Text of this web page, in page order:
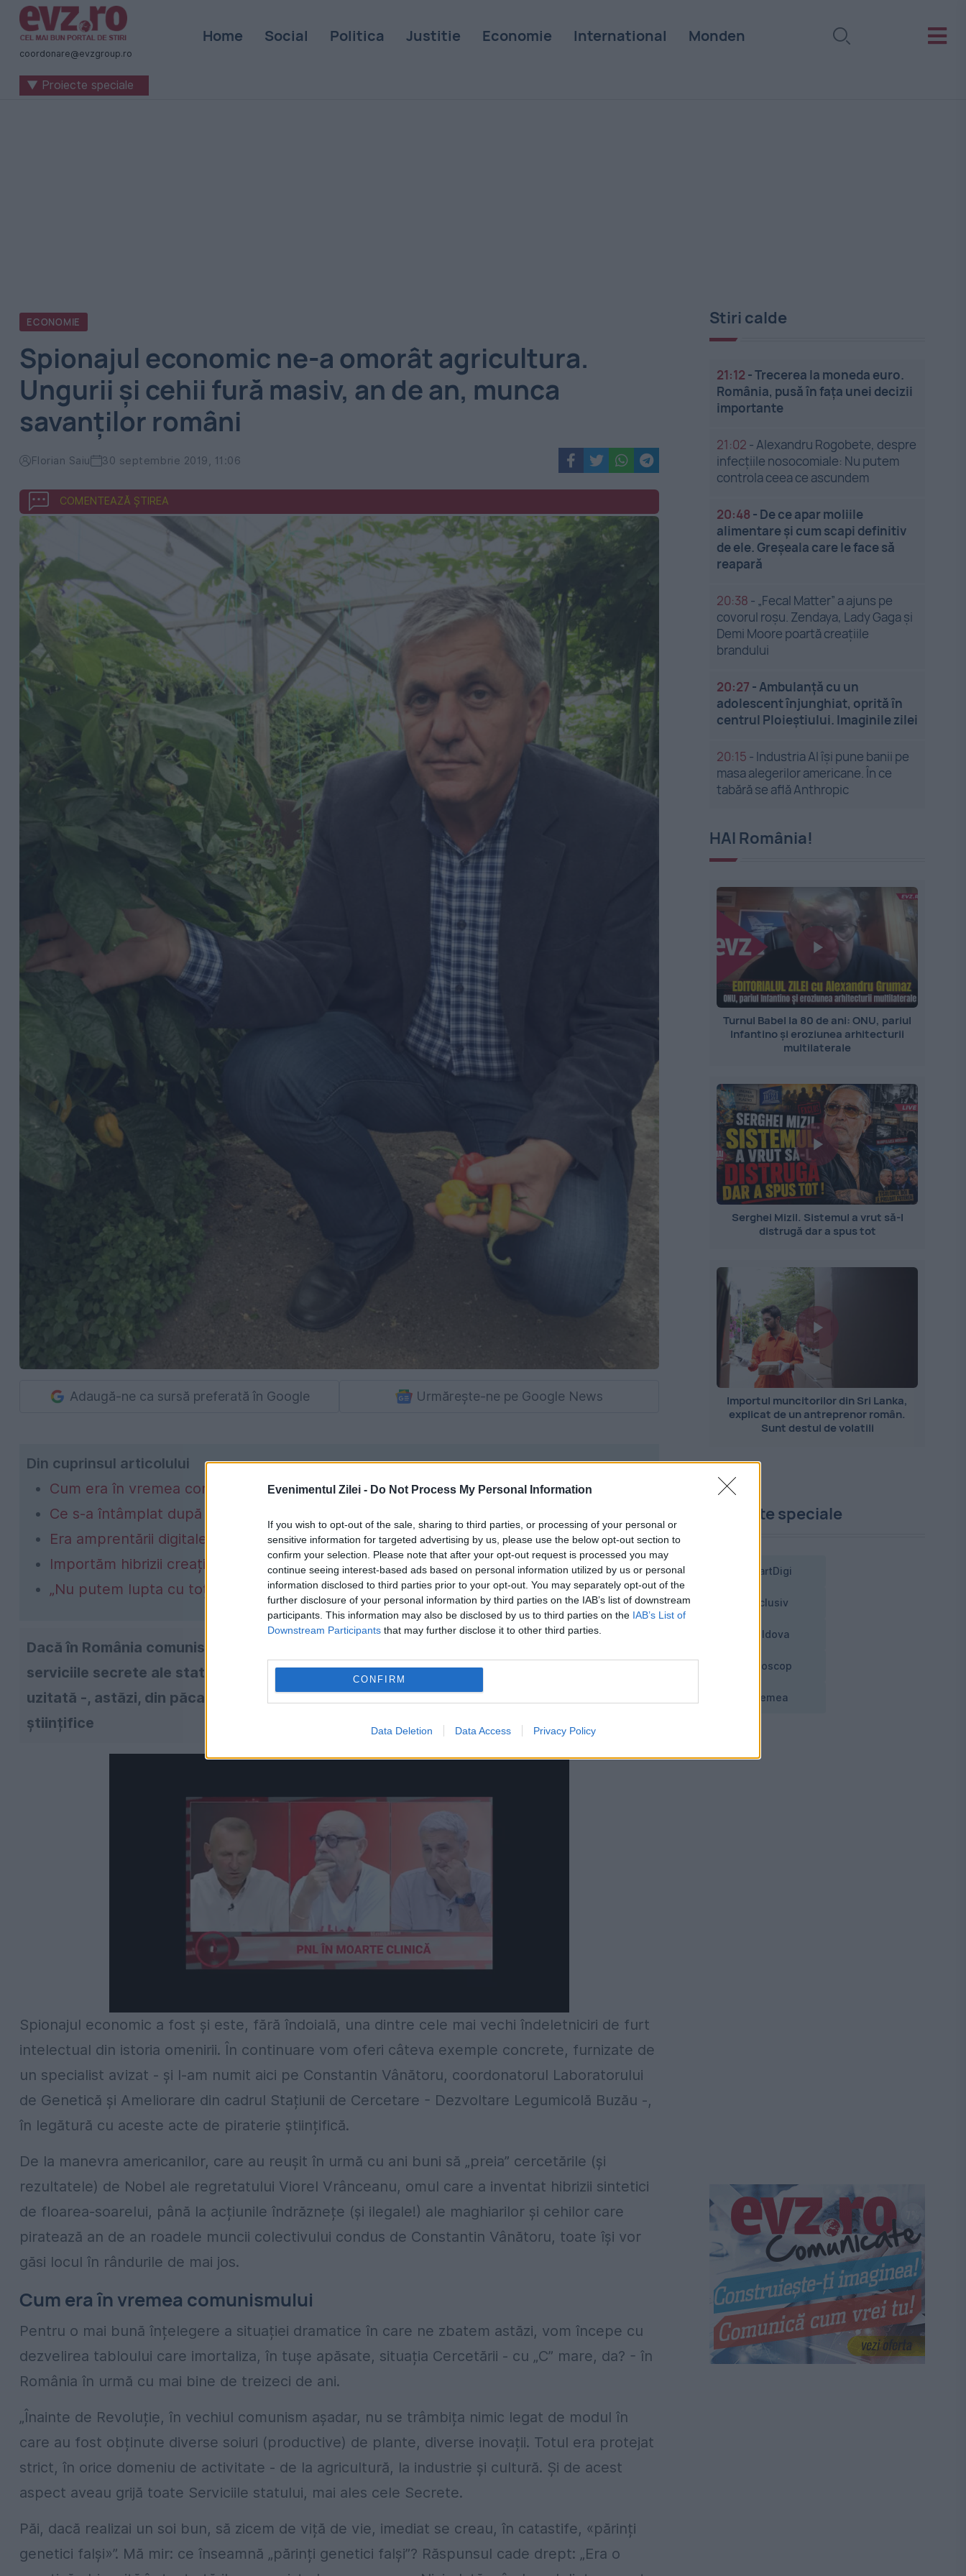
Evenimentul Zilei - Do Not Process My Personal Information
If you wish to opt-out of the sale, sharing to third parties, or processing of your personal or
sensitive information for targeted advertising by us, please use the below opt-out section to
confirm your selection. Please note that after your opt-out request is processed you may
continue seeing interest-based ads based on personal information utilized by us or personal
information disclosed to third parties prior to your opt-out. You may separately opt-out of the
further disclosure of your personal information by third parties on the IAB’s list of downstream
participants. This information may also be disclosed by us to third parties on the IAB’s List of
Downstream Participants that may further disclose it to other third parties.
CONFIRM
Data Deletion Data Access Privacy Policy
Știri
naționale
internaționale
coordonare@evzgroup.ro
Home Social Politica Justitie Economie International Monden
▼ Proiecte speciale
ECONOMIE
Spionajul economic ne-a omorât agricultura.
Ungurii și cehii fură masiv, an de an, munca
savanților români
Florian Saiu 30 septembrie 2019, 11:06
COMENTEAZĂ ȘTIREA
Adaugă-ne ca sursă preferată în Google Urmărește-ne pe Google News
Din cuprinsul articolului
Cum era în vremea comunismului
Ce s-a întâmplat după ’90
Era amprentării digitale
Importăm hibrizii creați de noi!
„Nu putem lupta cu toți băieții deștepți”
Dacă în România comunistă noile soiuri de plante brevetate la noi erau protejate (și) de
serviciile secrete ale statului prin diverse metode - „părinții genetici falși” era cea mai
uzitată -, astăzi, din păcate, suntem mai vulnerabili decât oricând în domeniul cercetării
științifice
Spionajul economic a fost și este, fără îndoială, una dintre cele mai vechi îndeletniciri de furt
intelectual din istoria omenirii. În continuare vom oferi câteva exemple concrete, furnizate de
un specialist avizat - și l-am numit aici pe Constantin Vânătoru, coordonatorul Laboratorului
de Genetică și Ameliorare din cadrul Stațiunii de Cercetare - Dezvoltare Legumicolă Buzău -,
în legătură cu aceste acte de piraterie științifică.
De la manevra americanilor, care au reușit în urmă cu ani buni să „preia” cercetările (și
rezultatele) de Nobel ale regretatului Viorel Vrânceanu, omul care a inventat hibrizii sintetici
de floarea-soarelui, până la acțiunile îndrăznețe (și ilegale!) ale maghiarilor și cehilor care
piratează an de an roadele muncii colectivului condus de Constantin Vânătoru, toate își vor
găsi locul în rândurile de mai jos.
Cum era în vremea comunismului
Pentru o mai bună înțelegere a situației dramatice în care ne zbatem astăzi, vom începe cu
dezvelirea tabloului care imortaliza, în tușe apăsate, situația Cercetării - cu „C” mare, da? - în
România în urmă cu mai bine de treizeci de ani.
„Înainte de Revoluție, în vechiul comunism așadar, nu se trâmbița nimic legat de modul în
care au fost obținute diverse soiuri (productive) de plante, diverse inovații. Totul era protejat
strict, în orice domeniu de activitate - de la agricultură, la industrie și cultură. Și de acest
aspect aveau grijă toate Serviciile statului, mai ales cele Secrete.
Păi, dacă realizai un soi bun, să zicem de viță de vie, imediat se creau, în catastife, «părinți
genetici falși»”. Mă mir: ce înseamnă „părinți genetici falși”? Răspunsul cade drept: „Era o
Stiri calde
21:12 -Trecerea la moneda euro.
România, pusă în fața unei decizii
importante
21:02 -Alexandru Rogobete, despre
infecțiile nosocomiale: Nu putem
controla ceea ce ascundem
20:48 - De ce apar moliile
alimentare și cum scapi definitiv
de ele. Greșeala care le face să
reapară
20:38 - „Fecal Matter” a ajuns pe
covorul roșu. Zendaya, Lady Gaga și
Demi Moore poartă creațiile
brandului
20:27 -Ambulanță cu un
adolescent înjunghiat, oprită în
centrul Ploieștiului. Imaginile zilei
20:15 - Industria AI își pune banii pe
masa alegerilor americane. În ce
tabără se află Anthropic
HAI România!
Turnul Babel la 80 de ani: ONU, pariul
Infantino și eroziunea arhitecturii
multilaterale
Serghei Mizil. Sistemul a vrut să-l
distrugă dar a spus tot
Importul muncitorilor din Sri Lanka,
explicat de un antreprenor român.
Sunt destul de volatili
Proiecte speciale
SmartDigi
Exclusiv
Moldova
Horoscop
Vremea